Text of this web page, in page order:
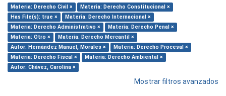
Materia: Derecho Civil ×
Materia: Derecho Constitucional ×
Has File(s): true ×
Materia: Derecho Internacional ×
Materia: Derecho Administrativo ×
Materia: Derecho Penal ×
Materia: Otro ×
Materia: Derecho Mercantil ×
Autor: Hernández Manuel, Morales ×
Materia: Derecho Procesal ×
Materia: Derecho Fiscal ×
Materia: Derecho Ambiental ×
Autor: Chávez, Carolina ×
Mostrar filtros avanzados